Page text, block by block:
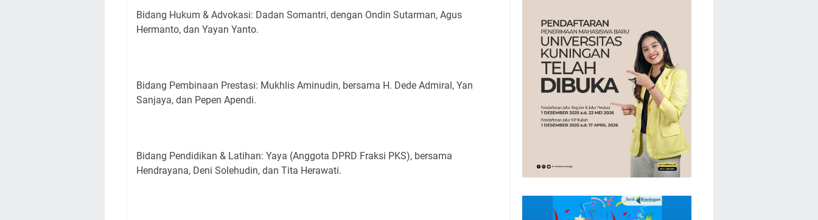
Bidang Hukum & Advokasi: Dadan Somantri, dengan Ondin Sutarman, Agus
Hermanto, dan Yayan Yanto.
Bidang Pembinaan Prestasi: Mukhlis Aminudin, bersama H. Dede Admiral, Yan
Sanjaya, dan Pepen Apendi.
Bidang Pendidikan & Latihan: Yaya (Anggota DPRD Fraksi PKS), bersama
Hendrayana, Deni Solehudin, dan Tita Herawati.